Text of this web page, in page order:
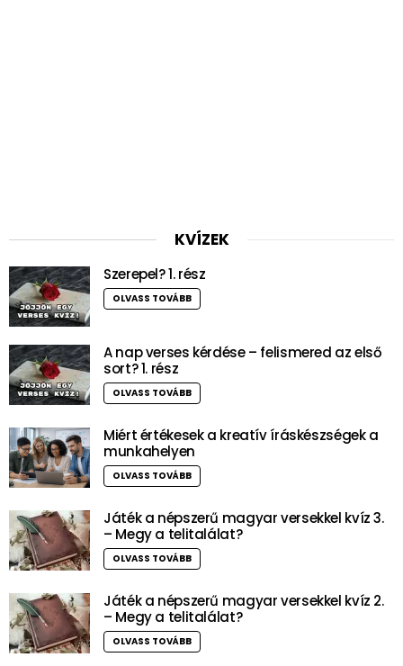
KVÍZEK
Szerepel? 1. rész
OLVASS TOVÁBB
A nap verses kérdése – felismered az első
sort? 1. rész
OLVASS TOVÁBB
Miért értékesek a kreatív íráskészségek a
munkahelyen
OLVASS TOVÁBB
Játék a népszerű magyar versekkel kvíz 3.
– Megy a telitalálat?
OLVASS TOVÁBB
Játék a népszerű magyar versekkel kvíz 2.
– Megy a telitalálat?
OLVASS TOVÁBB